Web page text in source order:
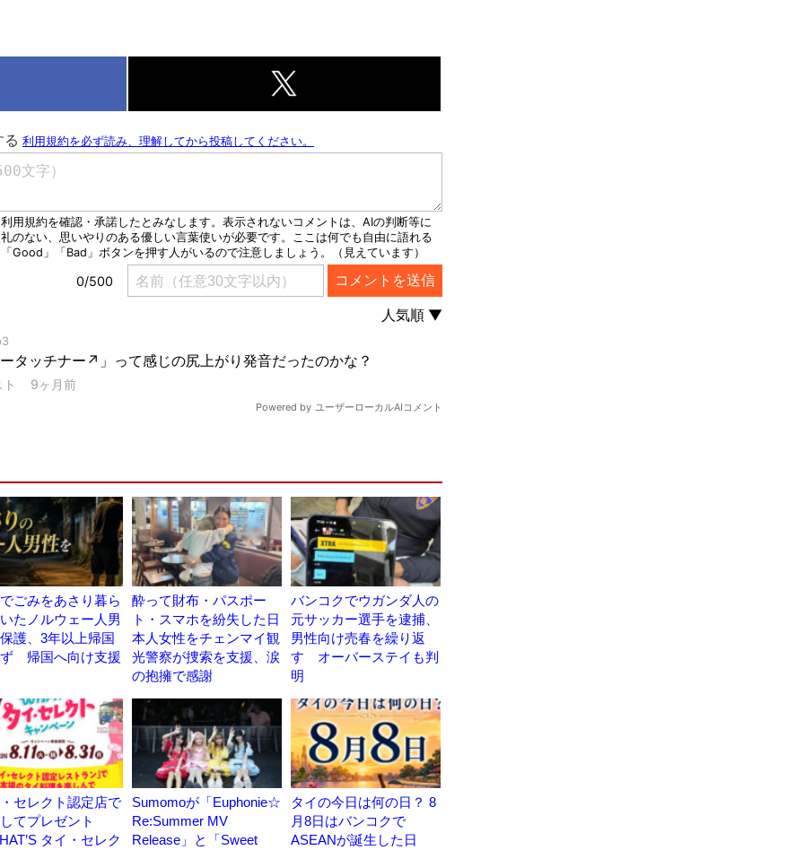
ごみをあさり暮ら
たノルウェー人男
護、3年以上帰国
帰国へ向け支援
酔って財布・パスポー
ト・スマホを紛失した日
本人女性をチェンマイ観
光警察が捜索を支援、涙
の抱擁で感謝
バンコクでウガンダ人の
元サッカー選手を逮捕、
男性向け売春を繰り返
す オーバーステイも判
明
セレクト認定店で
てプレゼント
タイ・セレク
Sumomoが「Euphonie☆
Re:Summer MV
Release」と「Sweet
タイの今日は何の日？ 8
月8日はバンコクで
ASEANが誕生した日